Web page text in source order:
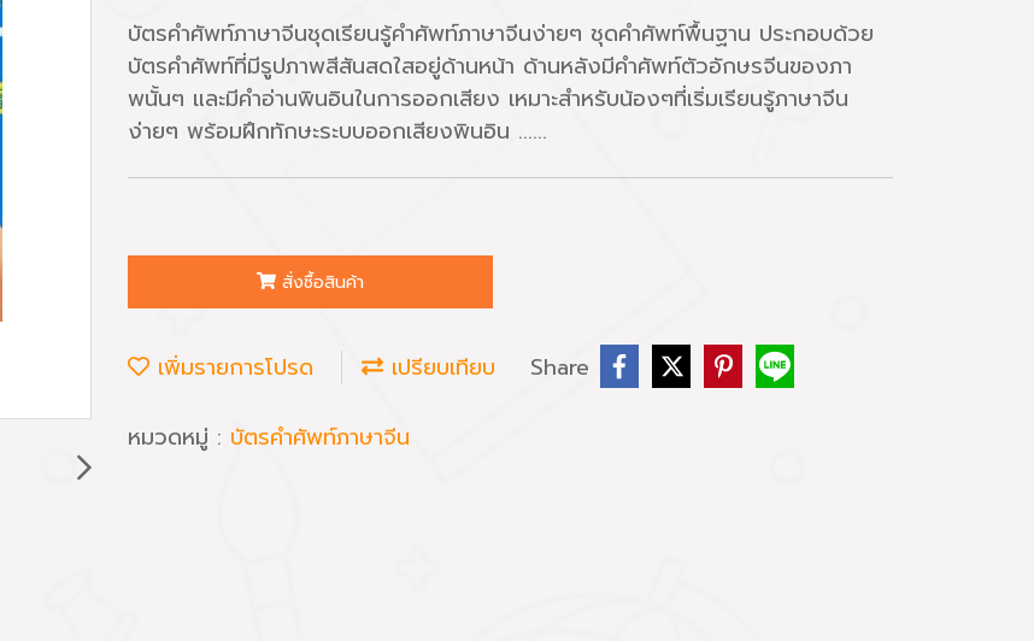
บัตรคำศัพท์ภาษาจีนชุดเรียนรู้คำศัพท์ภาษาจีนง่ายๆ ชุดคำศัพท์พื้นฐาน ประกอบด้วย
บัตรคำศัพท์ที่มีรูปภาพสีสันสดใสอยู่ด้านหน้า ด้านหลังมีคำศัพท์ตัวอักษรจีนของภา
พนั้นๆ และมีคำอ่านพินอินในการออกเสียง เหมาะสำหรับน้องๆที่เริ่มเรียนรู้ภาษาจีน
ง่ายๆ พร้อมฝึกทักษะระบบออกเสียงพินอิน ......
สั่งซื้อสินค้า
เพิ่มรายการโปรด เปรียบเทียบ Share
หมวดหมู่ : บัตรคำศัพท์ภาษาจีน